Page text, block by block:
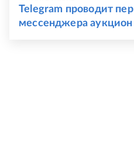
Telegram проводит
мессенджера аукцион